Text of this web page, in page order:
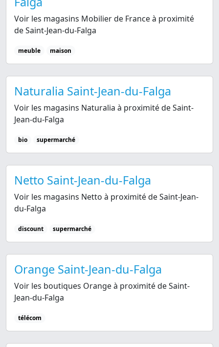
Voir les magasins Mobilier de France à proximité
de Saint-Jean-du-Falga
meuble maison
Naturalia Saint-Jean-du-Falga
Voir les magasins Naturalia à proximité de Saint-
Jean-du-Falga
bio supermarché
Netto Saint-Jean-du-Falga
Voir les magasins Netto à proximité de Saint-Jean-
du-Falga
discount supermarché
Orange Saint-Jean-du-Falga
Voir les boutiques Orange à proximité de Saint-
Jean-du-Falga
télécom